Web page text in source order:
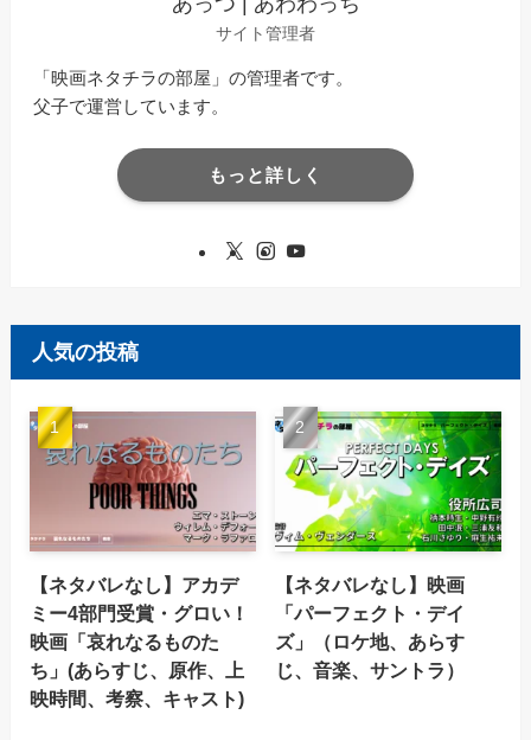
サイト管理者
「映画ネタチラの部屋」の管理者です。
父子で運営しています。
もっと詳しく
人気の投稿
【ネタバレなし】アカデ
ミー4部門受賞・グロい！
映画「哀れなるものた
ち」(あらすじ、原作、上
映時間、考察、キャスト)
【ネタバレなし】映画
「パーフェクト・デイ
ズ」（ロケ地、あらす
じ、音楽、サントラ）